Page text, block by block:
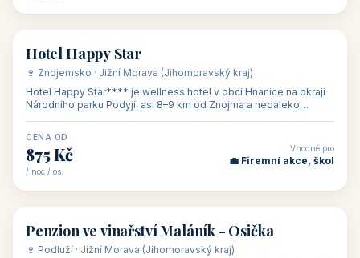
🏨 hotel
Hotel Happy Star
🍷 Znojemsko · Jižní Morava (Jihomoravský kraj)
Hotel Happy Star**** je wellness hotel v obci Hnanice na okraji
Národního parku Podyjí, asi 8–9 km od Znojma a nedaleko
CENA OD
875 Kč
/ noc / os.
Vhodné pro
💼 Firemní akce, škol
🏡 penzion
Penzion ve vinařství Maláník - Osička
🍷 Podluží · Jižní Morava (Jihomoravský kraj)